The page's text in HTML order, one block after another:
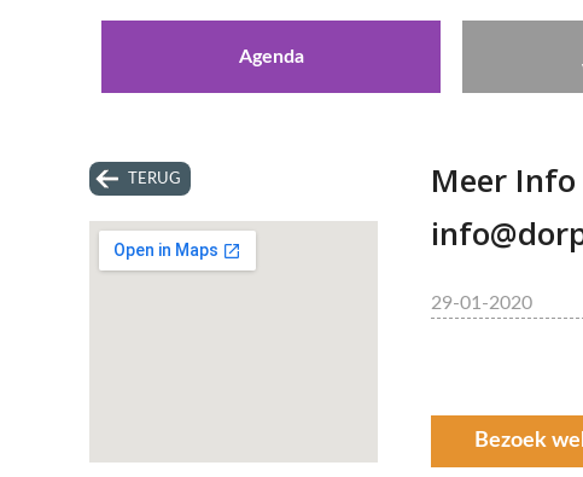
Agenda
TERUG
Meer
29-01-2020
Bezoek